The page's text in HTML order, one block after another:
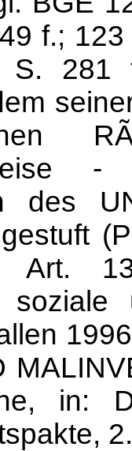
f.;
281
des
Art.
in: